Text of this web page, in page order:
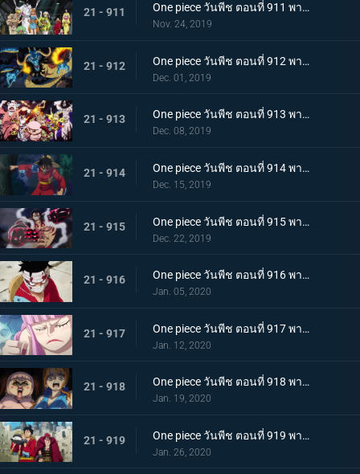
21 - 911 One piece วันพีช ตอนที่ 911 พากย์ไทย เริ่มแผนการลับ เปิดฉากโค่นหนึ่งในสี่จักรพรรดิ
Nov. 24, 2019
21 - 912 One piece วันพีช ตอนที่ 912 พากย์ไทย ชายผู้แข็งแกร่งที่สุด หัวหน้ากองโจรสุดแกร่งชูเท็นมารุ!
Dec. 01, 2019
21 - 913 One piece วันพีช ตอนที่ 913 พากย์ไทย พ่ายแพ้อย่างหมดรูป ลมหายใจพิโรธของไคโด!
Dec. 08, 2019
21 - 914 One piece วันพีช ตอนที่ 914 พากย์ไทย การต่อสู้อันดุเดือด ลูฟี่ที่บุกเข้าใส่ปะทะไคโด
Dec. 15, 2019
21 - 915 One piece วันพีช ตอนที่ 915 พากย์ไทย การทำลายล้าง! ท่าไม้ตายเผด็จศึกอัสนีแปดทิศ!
Dec. 22, 2019
21 - 916 One piece วันพีช ตอนที่ 916 พากย์ไทย ลูฟี่ผู้ถูกเย้ยหยัน นรกบนดินที่เหมืองนักโทษ
Jan. 05, 2020
21 - 917 One piece วันพีช ตอนที่ 917 พากย์ไทย ดินแดนศักดิ์สิทธิ์สั่นคลอน หนวดดำ 1 ใน 4 จักรพรรดิผู้ไม่เกรงกลัวใคร
Jan. 12, 2020
21 - 918 One piece วันพีช ตอนที่ 918 พากย์ไทย เริ่มดำเนินการ แผนการใหญ่โค่นล้มไคโด!
Jan. 19, 2020
21 - 919 One piece วันพีช ตอนที่ 919 พากย์ไทย ความโกลาหล! นักโทษลูฟี่กับคิด!
Jan. 26, 2020